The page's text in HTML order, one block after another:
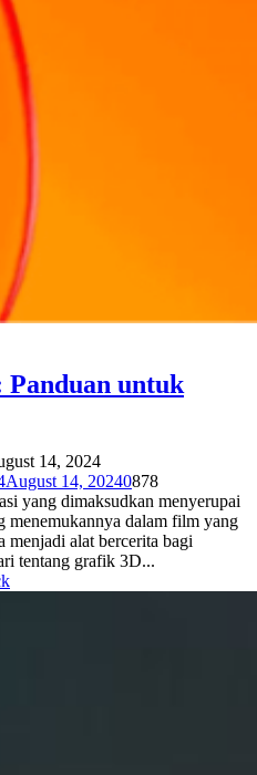
untuk
14, 2024
August 14, 20240878
yang dimaksudkan menyerupai
menemukannya dalam film yang
menjadi alat bercerita bagi
tentang grafik 3D...